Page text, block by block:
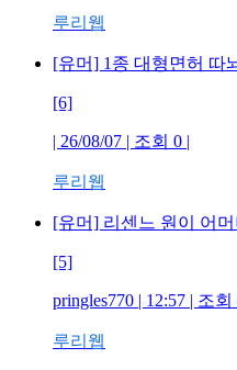
루리웹
[유머] 1종 대형면허 따
[6]
| 26/08/07 | 조회 0 |
루리웹
[유머] 리센느 원이 어
[5]
pringles770 | 12:57 | 조회
루리웹